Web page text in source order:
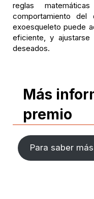
reglas
comportamiento del
exoesqueleto puede
eficiente, y
deseados.
Más
premio
Para saber